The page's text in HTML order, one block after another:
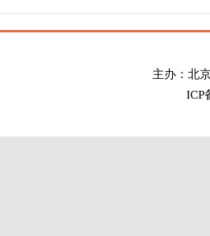
主办：北
ICP